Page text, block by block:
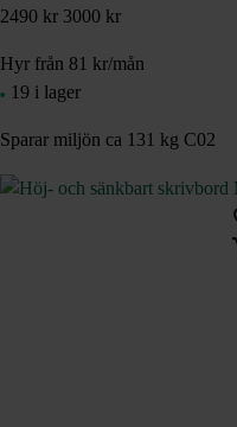
2490 kr 3000 kr
Hyr från 81 kr/mån
19 i lager
Sparar miljön ca 131 kg C02